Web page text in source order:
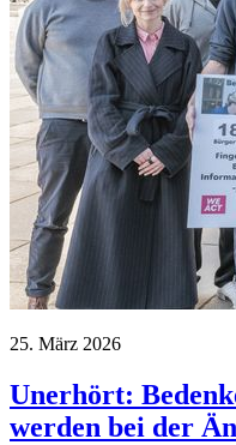
25. März 2026
Unerhört:
werden bei der